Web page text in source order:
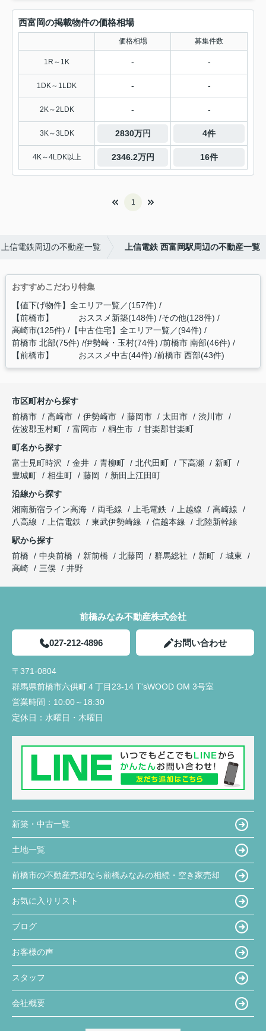
西富岡の掲載物件の価格相場
価格相場 募集件数
1R～1K - -
1DK～1LDK - -
2K～2LDK - -
3K～3LDK 2830万円 4件
4K～4LDK以上 2346.2万円 16件
1
上信電鉄周辺の不動産一覧 上信電鉄 西富岡駅周辺の不動産一覧
おすすめこだわり特集
【値下げ物件】全エリア一覧／(157件)
【前橋市】 おススメ新築(148件) その他(128件)
高崎市(125件) 【中古住宅】全エリア一覧／(94件)
前橋市 北部(75件) 伊勢崎・玉村(74件) 前橋市 南部(46件)
【前橋市】 おススメ中古(44件) 前橋市 西部(43件)
市区町村から探す
前橋市
高崎市 伊勢崎市 藤岡市 太田市
渋川市
佐波郡玉村町
富岡市 桐生市
甘楽郡甘楽町
町名から探す
富士見町時沢
金井 青柳町 北代田町 下高瀬
新町
豊城町
相生町 藤岡
新田上江田町
沿線から探す
湘南新宿ライン高海
両毛線 上毛電鉄 上越線
高崎線
八高線
上信電鉄 東武伊勢崎線 信越本線
北陸新幹線
駅から探す
前橋
中央前橋 新前橋 北藤岡 群馬総社 新町
城東
高崎
三俣 井野
前橋みなみ不動産株式会社
027-212-4896 お問い合わせ
〒371-0804
群馬県前橋市六供町４丁目23‐14 T'sWOOD OM 3号室
営業時間： 10:00～18:30
定休日： 水曜日・木曜日
新築・中古一覧
土地一覧
前橋市の不動産売却なら前橋みなみの相続・空き家売却
お気に入りリスト
ブログ
お客様の声
スタッフ
会社概要